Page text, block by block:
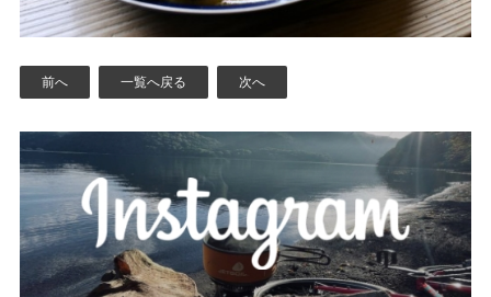
前へ 一覧へ戻る 次へ